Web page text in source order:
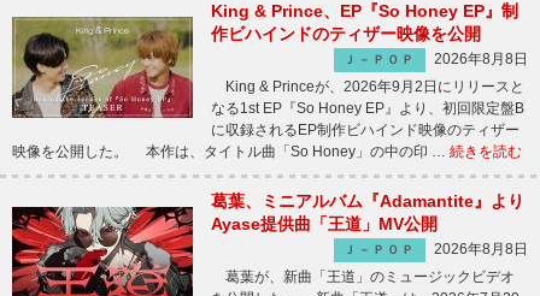
King & Prince、EP『So Honey EP』制
作ビハインドのティザー映像を公開
Ｊ－ＰＯＰ
2026年8月8日
King & Princeが、2026年9月2日にリリースと
なる1st EP『So Honey EP』より、初回限定盤B
に収録されるEP制作ビハインド映像のティザー
映像を公開した。 本作は、タイトル曲「So Honey」の中の印 … 続きを読む
葛葉、ミニアルバム『Adamantite』より
Ayase提供曲「王道」MV公開
Ｊ－ＰＯＰ
2026年8月8日
葛葉が、新曲「王道」のミュージックビデオ